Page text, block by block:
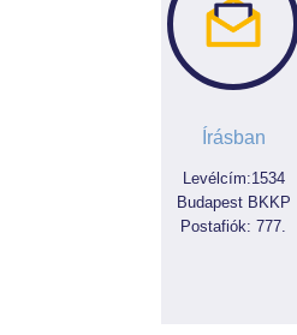
Írásban
Levélcím:1534
Budapest BKKP
Postafiók: 777.